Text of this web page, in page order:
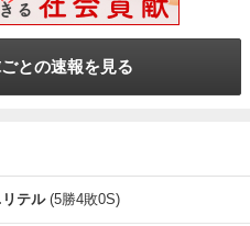
との速報を見る
テル(5勝4敗0S)